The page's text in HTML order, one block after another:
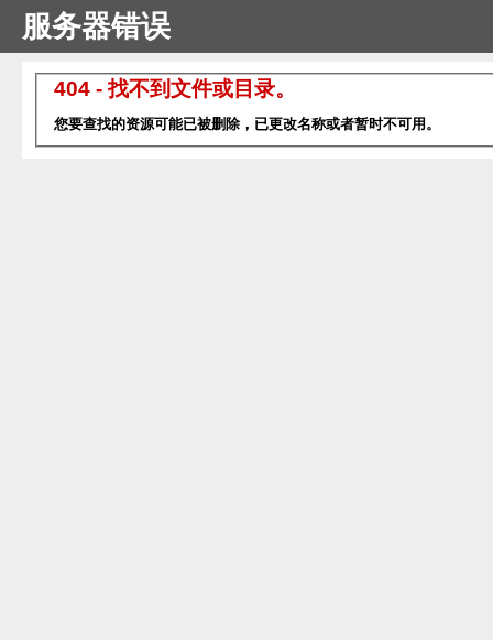
服务器错误
404 - 找不到文件或目录。
您要查找的资源可能已被删除，已更改名称或者暂时不可用。